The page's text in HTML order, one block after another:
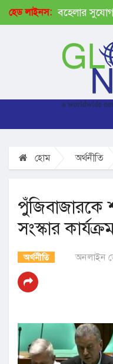
হেড লাইনস:
গ্রহণে অবহেলার সুযোগ
হোম অর্থনীতি
পুঁজিবাজারকে
সংস্কার
অর্থনীতি অনলাইন